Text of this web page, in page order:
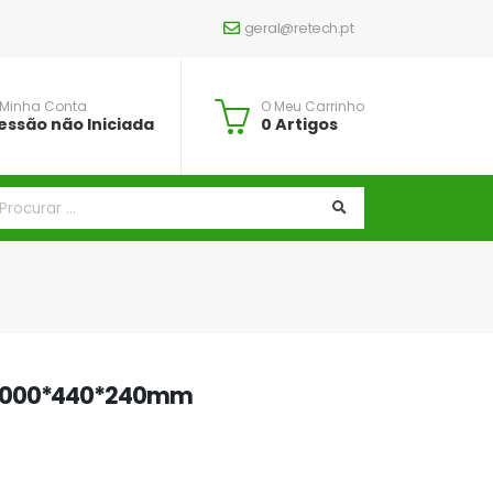
geral@retech.pt
Conta
não Iniciada
O Meu Carrinho
0 Artigos